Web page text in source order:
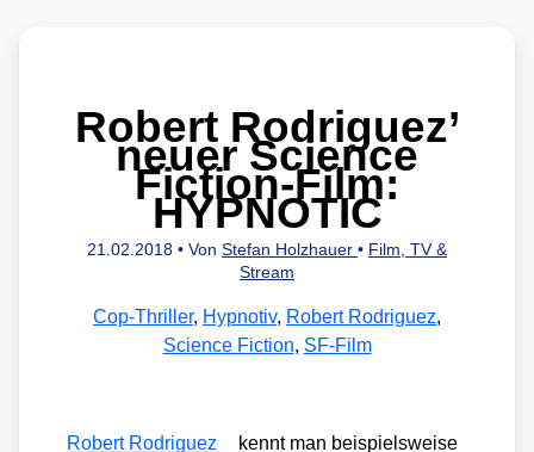
Robert Rodriguez’
neuer Science
Fiction-Film:
HYPNOTIC
21.02.2018 • Von Stefan Holzhauer • Film, TV &
Stream
Cop-Thriller, Hypnotiv, Robert Rodriguez,
Science Fiction, SF-Film
Robert Rodri­guez
kennt man bei­spiels­wei­se